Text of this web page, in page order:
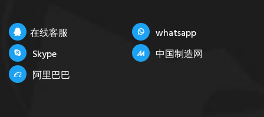
在线客服
whatsapp
Skype
中国制造网
阿里巴巴